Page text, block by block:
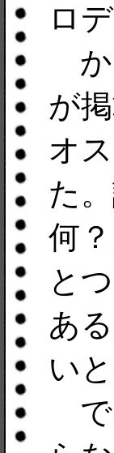
ロ
か
が
オ
た
何
と
あ
いと
で